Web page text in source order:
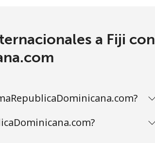
a Fiji con